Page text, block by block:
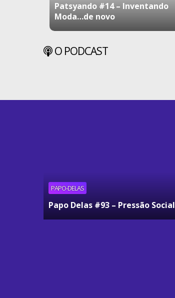
Patsyando #14 – Inventando
Moda…de novo
O PODCAST
PAPO-DELAS
Papo Delas #93 – Pressão Social